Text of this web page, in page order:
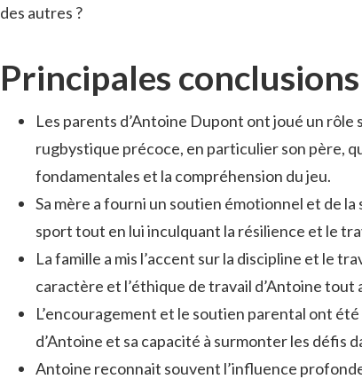
des autres ?
Principales conclusions
Les parents d’Antoine Dupont ont joué un
rugbystique précoce, en particulier son père,
fondamentales et la compréhension du jeu.
Sa mère a fourni un soutien émotionnel et de
sport tout en lui inculquant la résilience et le
La famille a mis l’accent sur la discipline et le
caractère et l’éthique de travail d’Antoine
L’encouragement et le soutien parental ont
d’Antoine et sa capacité à surmonter les défis
Antoine reconnait souvent l’influence